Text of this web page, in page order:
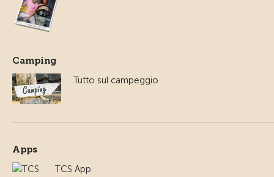
Camping
Tutto sul campeggio
Apps
TCS App